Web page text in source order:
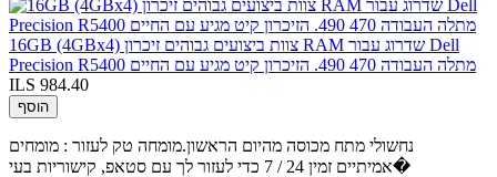
16GB (4GBx4) צוות ביצועים גבוהים זיכרון RAM שדרוג עבור Dell
Precision R5400 מתלה העבודה 470 490. הזיכרון קיט מגיע עם החיים
ILS 984.40
הוסף
נחשולי מתח מכוסה מהיום הראשון.מומחה טק לעזור : מומחים
אמיתיים זמין 24 / 7 כדי לעזור לך עם סטאפ, קישוריות בעי�